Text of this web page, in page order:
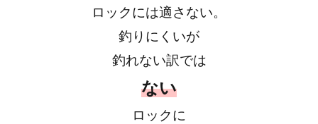
ロックには適さない。
釣りにくいが
釣れない訳では
ない
ロックに